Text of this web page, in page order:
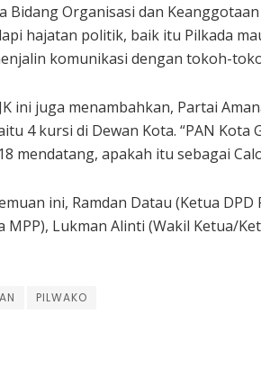
Bidang Organisasi dan
hajatan politik, baik itu Pilkada
komunikasi dengan tokoh-
ini juga menambahkan, Partai
4 kursi di Dewan Kota. “PAN
mendatang, apakah itu sebagai
ini, Ramdan Datau (Ketua
MPP), Lukman Alinti (Wakil Ketua/
PILWAKO